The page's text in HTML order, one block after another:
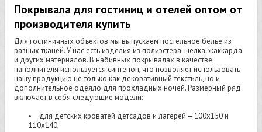
Покрывала для гостиниц и отелей оптом от
производителя купить
Для гостиничных объектов мы выпускаем постельное белье из
разных тканей. У нас есть изделия из полиэстера, шелка, жаккарда
и других материалов. В набивных покрывалах в качестве
наполнителя используется синтепон, что позволяет использовать
нашу продукцию не только как декоративный текстиль, но и
дополнительное одеяло для прохладных ночей. Размерный ряд
включает в себя следующие модели:
для детских кроватей детсадов и лагерей – 100х150 и
110х140;